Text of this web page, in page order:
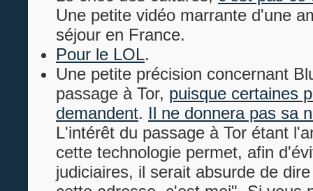
Une petite vidéo marrante d'une
séjour en France.
Pour le LOL.
Une petite précision concernant
passage à Tor, puisque certaines
demandent. Il ne donnera pas sa
L'intérêt du passage à Tor étant
cette technologie permet, afin
judiciaires, il serait absurde de